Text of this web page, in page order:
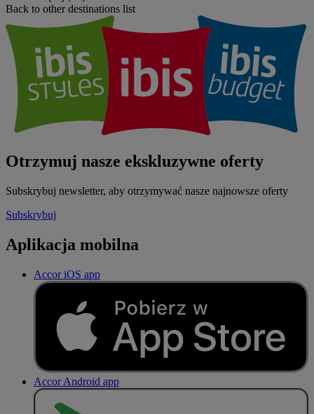
Back to other destinations list
Otrzymuj nasze ekskluzywne oferty
Subskrybuj newsletter, aby otrzymywać nasze najnowsze oferty
Subskrybuj
Aplikacja mobilna
Accor iOS app
Accor Android app